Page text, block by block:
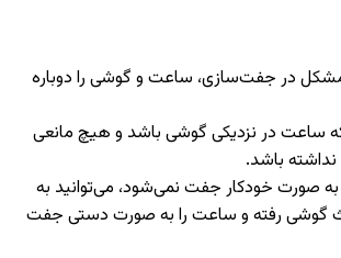
در جفت‌سازی، ساعت و گوشی را دوباره
ساعت در نزدیکی گوشی باشد و هیچ مانعی
باشد.
صورت خودکار جفت نمی‌شود، می‌توانید به
گوشی رفته و ساعت را به صورت دستی جفت